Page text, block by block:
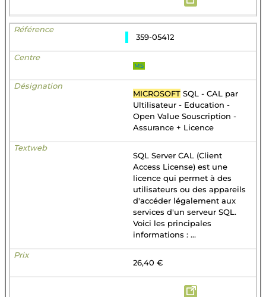
359-05412
MS
MICROSOFT SQL - CAL par
Ultilisateur - Education -
Open Value Souscription -
Assurance + Licence
SQL Server CAL (Client
Access License) est une
licence qui permet à des
utilisateurs ou des appareils
d'accéder légalement aux
services d'un serveur SQL.
Voici les principales
informations : ...
26,40 €